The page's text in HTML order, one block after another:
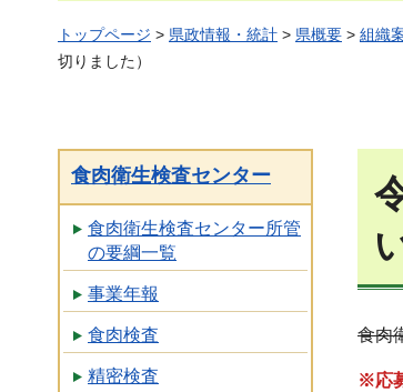
トップページ > 県政情報・統計 > 県概要 > 組織
切りました）
食肉衛生検査センター
食肉衛生検査センター所管
の要綱一覧
事業年報
食肉検査
精密検査
食肉
※応